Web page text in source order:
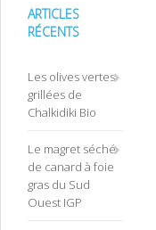
ARTICLES
RÉCENTS
Les olives vertes
grillées de
Chalkidiki Bio
Le magret séché
de canard à foie
gras du Sud
Ouest IGP